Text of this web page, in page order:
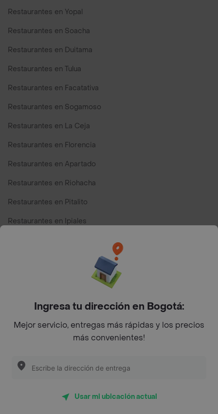
Restaurantes en Yopal
Restaurantes en Soacha
Restaurantes en Duitama
Restaurantes en Tulua
Restaurantes en Facatativa
Restaurantes en Sogamoso
Restaurantes en La Ceja
Restaurantes en Florencia
Restaurantes en Apartado
Restaurantes en Riohacha
Restaurantes en Pitalito
Restaurantes en Ipiales
Top Marcas y Cadenas de Restaurantes
Encuéntranos en estos países
App Store Google play
Restaurantes cerca de mi para pedir Comida a Domicilio -
Ingresa tu dirección en Bogotá:
Mejor servicio, entregas más rápidas y los precios
más convenientes!
Usar mi ubicación actual